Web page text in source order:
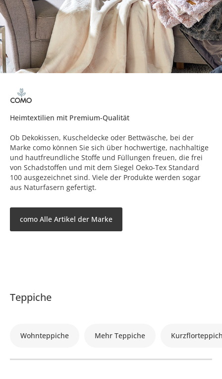
Heimtextilien mit Premium-Qualität
Ob Dekokissen, Kuscheldecke oder Bettwäsche, bei der
Marke como können Sie sich über hochwertige, nachhaltige
und hautfreundliche Stoffe und Füllungen freuen, die frei
von Schadstoffen und mit dem Siegel Oeko-Tex Standard
100 ausgezeichnet sind. Viele der Produkte werden sogar
aus Naturfasern gefertigt.
como Alle Artikel der Marke
Teppiche
Wohnteppiche Mehr Teppiche